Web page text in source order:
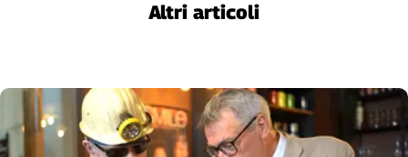
Altri articoli